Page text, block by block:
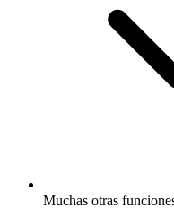
Muchas otras